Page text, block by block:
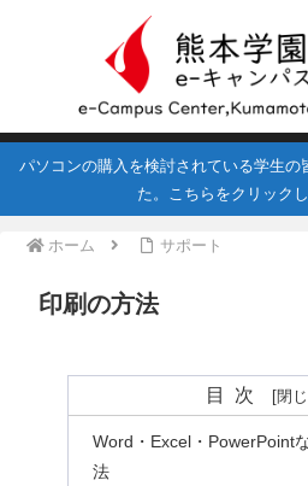
パソコンの購入を検討されている学生の
た。こちらをクリック
ホーム サポート
印刷の方法
目次
Word・Excel・PowerPoint
法